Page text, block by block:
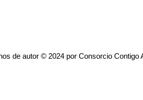
de autor © 2024 por Consorcio